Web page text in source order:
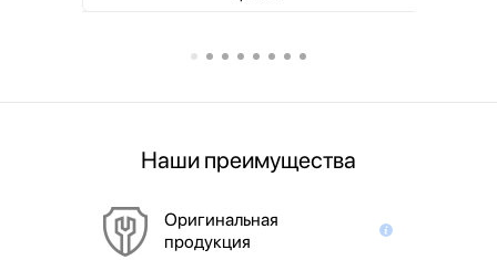
Наши преимущества
Оригинальная
продукция